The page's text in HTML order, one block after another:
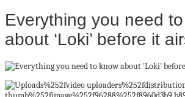
Everything you need
about ‘Loki’ before it